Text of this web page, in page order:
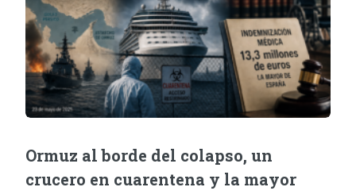
Ormuz al borde del colapso, un
crucero en cuarentena y la mayor